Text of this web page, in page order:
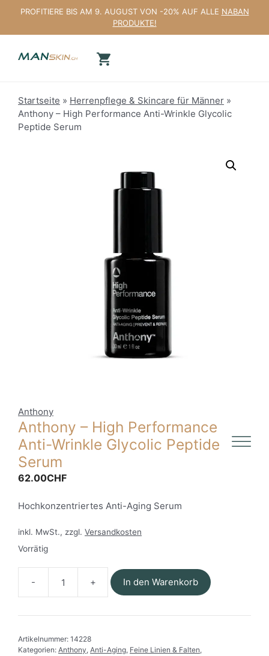
springen
PROFITIERE BIS AM 9. AUGUST VON -20% AUF ALLE NABAN
PRODUKTE!
Startseite » Herrenpflege & Skincare für Männer »
Anthony – High Performance Anti-Wrinkle Glycolic
Peptide Serum
Anthony
Anthony – High Performance
Anti-Wrinkle Glycolic Peptide
Serum
62.00CHF
Hochkonzentriertes Anti-Aging Serum
inkl. MwSt., zzgl. Versandkosten
Vorrätig
Anthony
-
High
Wrinkle
In den Warenkorb
Artikelnummer: 14228
Kategorien: Anthony, Anti-Aging, Feine Linien & Falten,